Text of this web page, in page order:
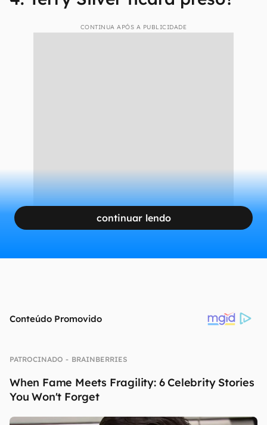
CONTINUA APÓS A PUBLICIDADE
continuar lendo